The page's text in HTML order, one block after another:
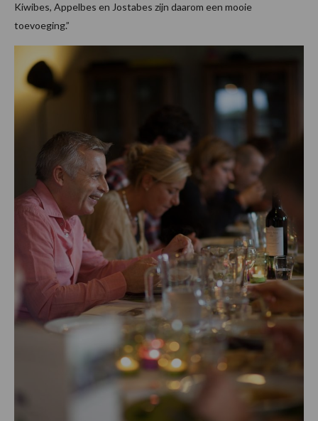
Kiwibes, Appelbes en Jostabes zijn daarom een mooie
toevoeging.”